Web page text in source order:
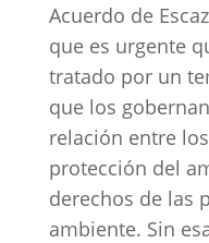
Acuerdo de
que es urgente
tratado por un
que los
relación entre
protección del
derechos de las
ambiente. Sin